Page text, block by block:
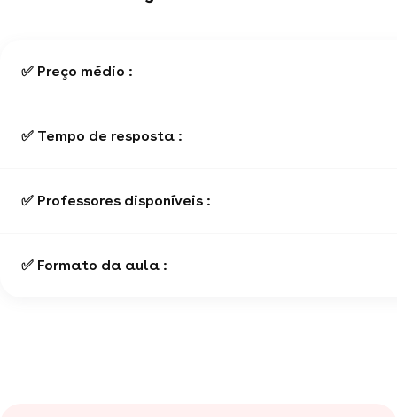
✅ Preço médio :
✅ Tempo de resposta :
✅ Professores disponíveis :
✅ Formato da aula :